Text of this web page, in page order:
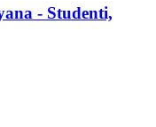
-​ Studenti,